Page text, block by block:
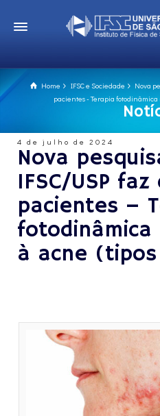
Home IFSC e Sociedade
Nova
pacientes - Terapia fotodinâmica
4 de julho de 2024
Nova
IFSC/USP
pacientes –
fotodinâmica
à acne (tipos